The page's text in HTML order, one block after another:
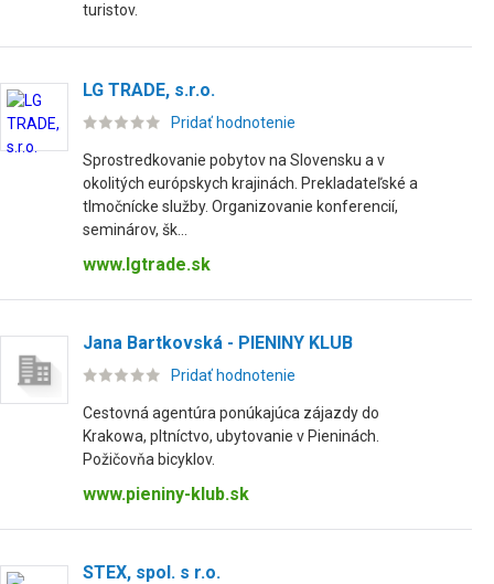
turistov.
LG TRADE, s.r.o.
Pridať hodnotenie
Sprostredkovanie pobytov na Slovensku a v
okolitých európskych krajinách. Prekladateľské a
tlmočnícke služby. Organizovanie konferencií,
seminárov, šk...
www.lgtrade.sk
Jana Bartkovská - PIENINY KLUB
Pridať hodnotenie
Cestovná agentúra ponúkajúca zájazdy do
Krakowa, pltníctvo, ubytovanie v Pieninách.
Požičovňa bicyklov.
www.pieniny-klub.sk
STEX, spol. s r.o.